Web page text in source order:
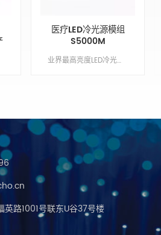
医疗LED冷光源模组
S5000M
业界最高亮度LED冷光源，实现超过250W金卤灯光源的光输出。搭载5u响应时间高速触发功能，提供超高亮度的照明，色温6500K和5400K可选。 Min order:1 ShippingPort:南京 Original Region:南京 Lead Time:1 - 2 周
路1001号联东U谷37号楼